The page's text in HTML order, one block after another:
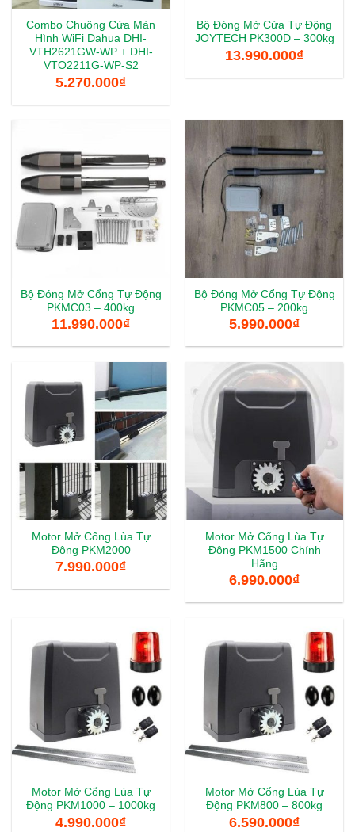
Combo Chuông Cửa Màn
Hình WiFi Dahua DHI-
VTH2621GW-WP + DHI-
VTO2211G-WP-S2
5.270.000₫
Bộ Đóng Mở Cửa Tự Động
JOYTECH PK300D – 300kg
13.990.000₫
Bộ Đóng Mở Cổng Tự Động
PKMC03 – 400kg
11.990.000₫
Bộ Đóng Mở Cổng Tự Động
PKMC05 – 200kg
5.990.000₫
Motor Mở Cổng Lùa Tự
Động PKM2000
7.990.000₫
Motor Mở Cổng Lùa Tự
Động PKM1500 Chính
Hãng
6.990.000₫
Motor Mở Cổng Lùa Tự
Động PKM1000 – 1000kg
4.990.000₫
Motor Mở Cổng Lùa Tự
Động PKM800 – 800kg
6.590.000₫